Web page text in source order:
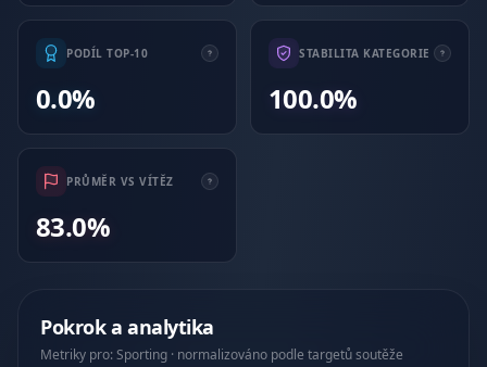
PODÍL TOP-10
0.0%
STABILITA KATEGORIE
100.0%
PRŮMĚR VS VÍTĚZ
83.0%
Pokrok a analytika
Metriky pro: Sporting · normalizováno podle targetů soutěže